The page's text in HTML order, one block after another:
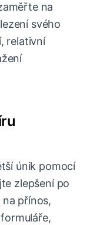
na
svého
relativní
únik pomocí
zlepšení po
přínos,